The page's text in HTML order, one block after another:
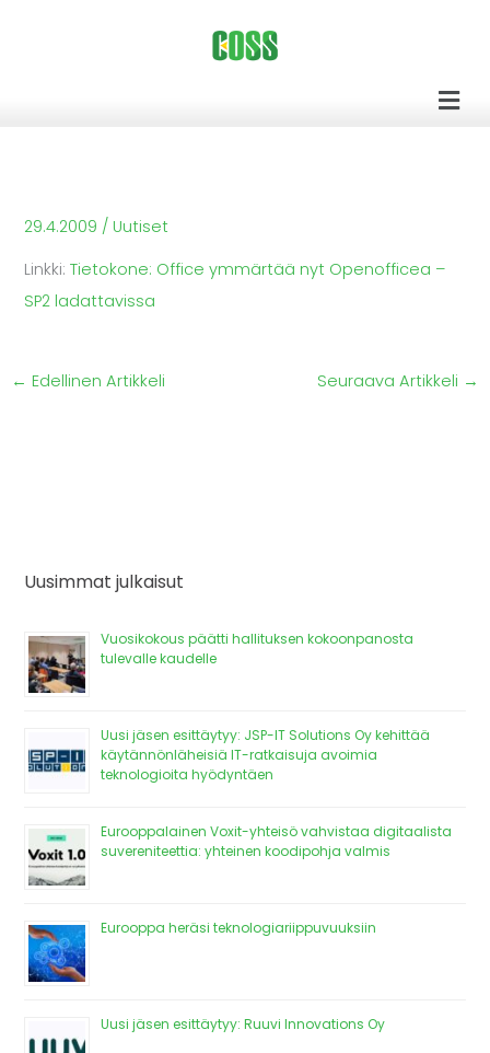
29.4.2009 / Uutiset
Linkki:Tietokone: Office ymmärtää nyt Openofficea –
SP2 ladattavissa
← Edellinen Artikkeli Seuraava Artikkeli →
Uusimmat julkaisut
Vuosikokous päätti hallituksen kokoonpanosta
tulevalle kaudelle
Uusi jäsen esittäytyy: JSP-IT Solutions Oy kehittää
käytännönläheisiä IT-ratkaisuja avoimia
teknologioita hyödyntäen
Eurooppalainen Voxit-yhteisö vahvistaa digitaalista
suvereniteettia: yhteinen koodipohja valmis
Eurooppa heräsi teknologiariippuvuuksiin
Uusi jäsen esittäytyy: Ruuvi Innovations Oy